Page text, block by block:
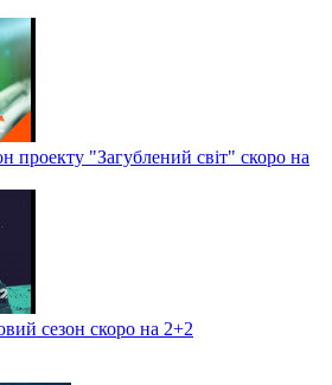
проекту "Загублений світ" скоро на
сезон скоро на 2+2